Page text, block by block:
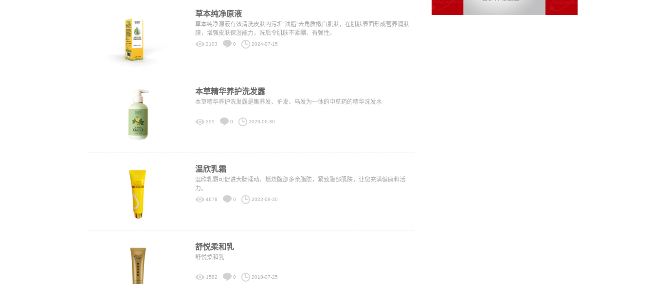
草本纯净原液
草本纯净源液有效清洗皮肤内污垢“油脂”去角质嫩白肌肤，在肌肤表面形成营养润肤
膜，增强皮肤保湿能力，洗后令肌肤不紧绷、有弹性。
2103 0 2024-07-15
本草精华养护洗发露
本草精华养护洗发露是集养发、护发、乌发为一体的中草药的精华洗发水
205 0 2023-06-30
温欣乳霜
温欣乳霜可促进大肠揉动，燃烧腹部多余脂肪，紧致腹部肌肤，让您充满健康和活
力。
4678 0 2022-09-30
舒悦柔和乳
舒悦柔和乳
1582 0 2018-07-25